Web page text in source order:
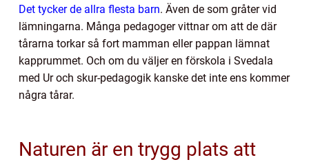
Det tycker de allra flesta barn. Även de som gråter vid
lämningarna. Många pedagoger vittnar om att de där
tårarna torkar så fort mamman eller pappan lämnat
kapprummet. Och om du väljer en förskola i Svedala
med Ur och skur-pedagogik kanske det inte ens kommer
några tårar.
Naturen är en trygg plats att